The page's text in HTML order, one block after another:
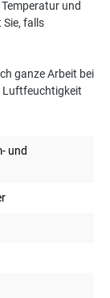
und
falls
ganze Arbeit bei
Luftfeuchtigkeit
und